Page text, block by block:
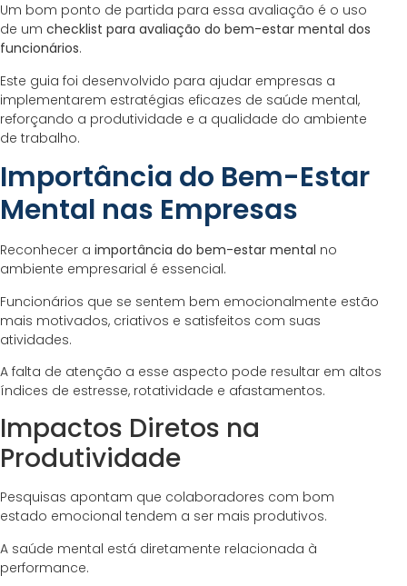
Um bom ponto de partida para essa avaliação é o uso
de um checklist para avaliação do bem-estar mental dos
funcionários.
Este guia foi desenvolvido para ajudar empresas a
implementarem estratégias eficazes de saúde mental,
reforçando a produtividade e a qualidade do ambiente
de trabalho.
Importância do Bem-Estar
Mental nas Empresas
Reconhecer a importância do bem-estar mental no
ambiente empresarial é essencial.
Funcionários que se sentem bem emocionalmente estão
mais motivados, criativos e satisfeitos com suas
atividades.
A falta de atenção a esse aspecto pode resultar em altos
índices de estresse, rotatividade e afastamentos.
Impactos Diretos na
Produtividade
Pesquisas apontam que colaboradores com bom
estado emocional tendem a ser mais produtivos.
A saúde mental está diretamente relacionada à
performance.